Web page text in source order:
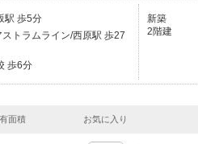
駅 歩5分
トラムライン/西原駅 歩27
歩6分
新築
2階建
面積 お気に入り